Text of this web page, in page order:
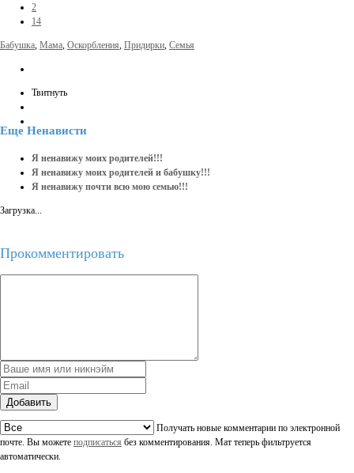
2
14
Бабушка, Мама, Оскорбления, Придирки, Семья
Твитнуть
Еще Ненависти
Я ненавижу моих родителей!!!
Я ненавижу моих родителей и бабушку!!!
Я ненавижу почти всю мою семью!!!
Загрузка...
Прокомментировать
Добавить
Получать новые комментарии по электронной
почте. Вы можете подписаться без комментирования. Мат теперь фильтруется
автоматически.